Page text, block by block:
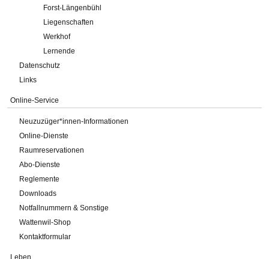
Forst-Längenbühl
Liegenschaften
Werkhof
Lernende
Datenschutz
Links
Online-Service
Neuzuzüger*innen-Informationen
Online-Dienste
Raumreservationen
Abo-Dienste
Reglemente
Downloads
Notfallnummern & Sonstige
Wattenwil-Shop
Kontaktformular
Leben